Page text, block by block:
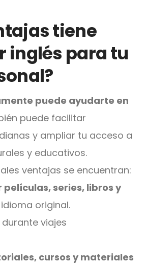
tiene
inglés para tu
puede ayudarte en
puede facilitar
y ampliar tu acceso a
y educativos.
ventajas se encuentran:
series, libros y
original.
viajes
cursos y materiales